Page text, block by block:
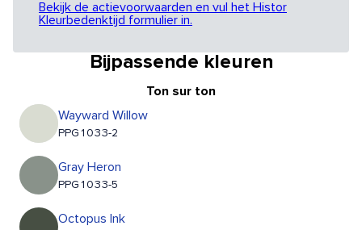
Bekijk de actievoorwaarden en vul het Histor
Kleurbedenktijd formulier in.
Bijpassende kleuren
Ton sur ton
Wayward Willow
PPG1033-2
Gray Heron
PPG1033-5
Octopus Ink